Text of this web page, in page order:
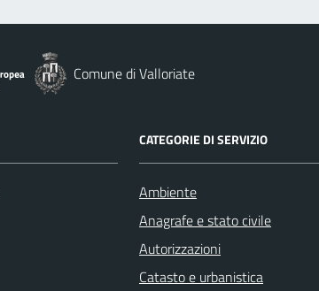
Comune di Valloriate
CATEGORIE DI SERVIZIO
Ambiente
Anagrafe e stato civile
Autorizzazioni
Catasto e urbanistica